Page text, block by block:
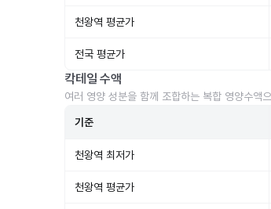
천왕역 평균가
전국 평균가
칵테일 수액
여러 영양 성분을 함께 조합하는 복합 영양수액
기준
천왕역 최저가
천왕역 평균가